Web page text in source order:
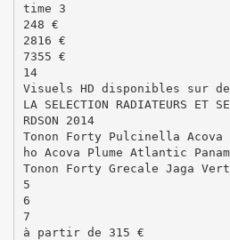
time 3
248 €
2816 €
7355 €
14
Visuels HD disponibles sur
LA SELECTION RADIATEURS ET
RDSON 2014
Tonon Forty Pulcinella Acova
ho Acova Plume Atlantic
Tonon Forty Grecale Jaga
5
6
7
à partir de 315 €